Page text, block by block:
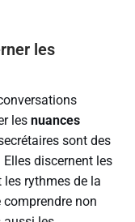
les
les nuances
sont des
Elles discernent les
rythmes de la
non